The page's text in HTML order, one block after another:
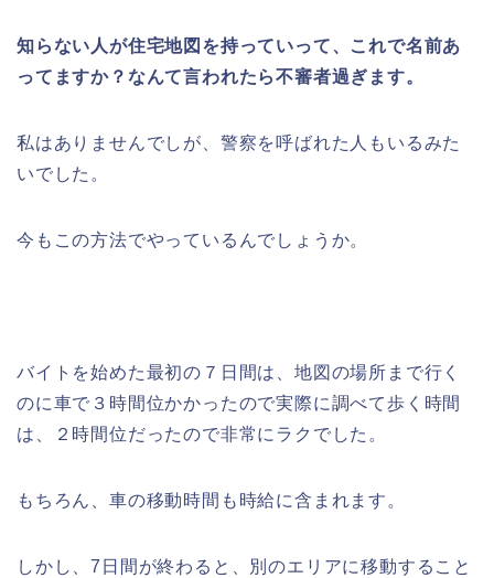
知らない人が住宅地図を持っていって、これで名前あ
ってますか？なんて言われたら不審者過ぎます。
私はありませんでしが、警察を呼ばれた人もいるみた
いでした。
今もこの方法でやっているんでしょうか。
バイトを始めた最初の７日間は、地図の場所まで行く
のに車で３時間位かかったので実際に調べて歩く時間
は、２時間位だったので非常にラクでした。
もちろん、車の移動時間も時給に含まれます。
しかし、7日間が終わると、別のエリアに移動すること